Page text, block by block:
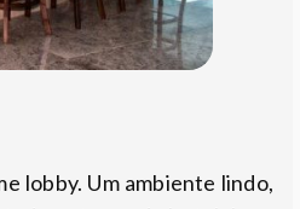
lobby. Um ambiente lindo,